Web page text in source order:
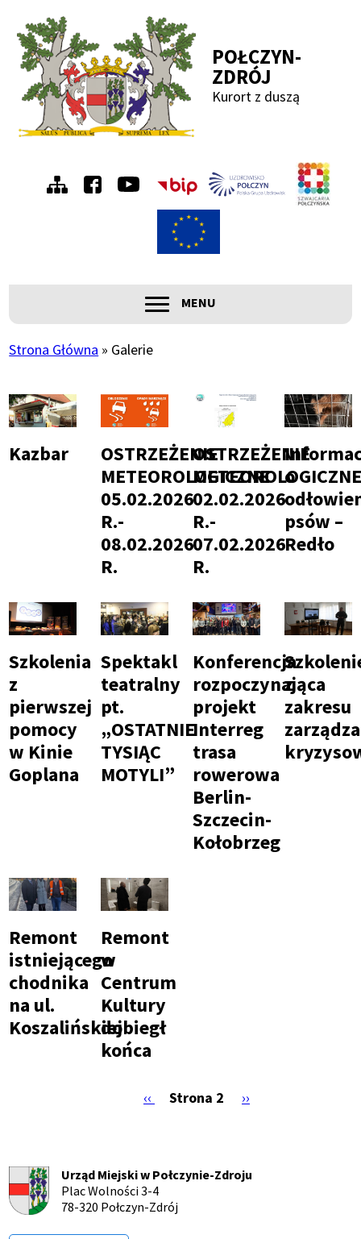
Przejdź
do
menu
Przejdź
do
treści
Przejdź
do
wyszukiwania
Przejdź
do
stopki
POŁCZYN-
ZDRÓJ
Kurort z duszą
Menu
Główna
ROZWIŃ
MENU
Ścieżka
nawigacyjna
Strona Główna Galerie
Kazbar
OSTRZEŻENIE
METEOROLOGICZNE
05.02.2026
R.-
08.02.2026
R.
OSTRZEŻENIE
METEOROLOGICZNE
02.02.2026
R.-
07.02.2026
R.
o
psów –
Redło
Szkolenia
z
pierwszej
pomocy
w Kinie
Goplana
Spektakl
teatralny
pt.
„OSTATNIE
TYSIĄC
MOTYLI”
Konferencja
rozpoczynająca
projekt
Interreg
trasa
rowerowa
Berlin-
Szczecin-
Kołobrzeg
z
zakresu
Remont
istniejącego
chodnika
na ul.
Koszalińskiej
Remont
w
Centrum
Kultury
dobiegł
końca
Poprzednia
‹‹ Strona 2
Następna
››
Urząd Miejski w Połczynie-Zdroju
Plac Wolności 3-4
78-320 Połczyn-Zdrój